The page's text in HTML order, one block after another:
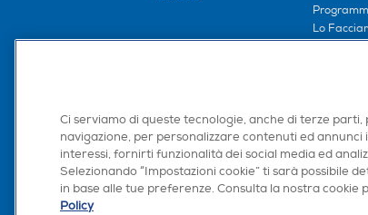
Lo
Retail
Ronics:
Ci serviamo di queste tecnologie, anche di terze
navigazione, per personalizzare contenuti ed
interessi, fornirti funzionalità dei social media ed
Selezionando “Impostazioni cookie” ti sarà possibile
in base alle tue preferenze. Consulta la nostra cookie
Policy